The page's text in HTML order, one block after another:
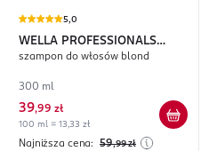
5,0
WELLA PROFESSIONALS
Invigo Blonde Recharge
szampon do włosów blond
300 ml
39,99 zł
100 ml = 13,33 zł
Najniższa cena: 59,99 zł